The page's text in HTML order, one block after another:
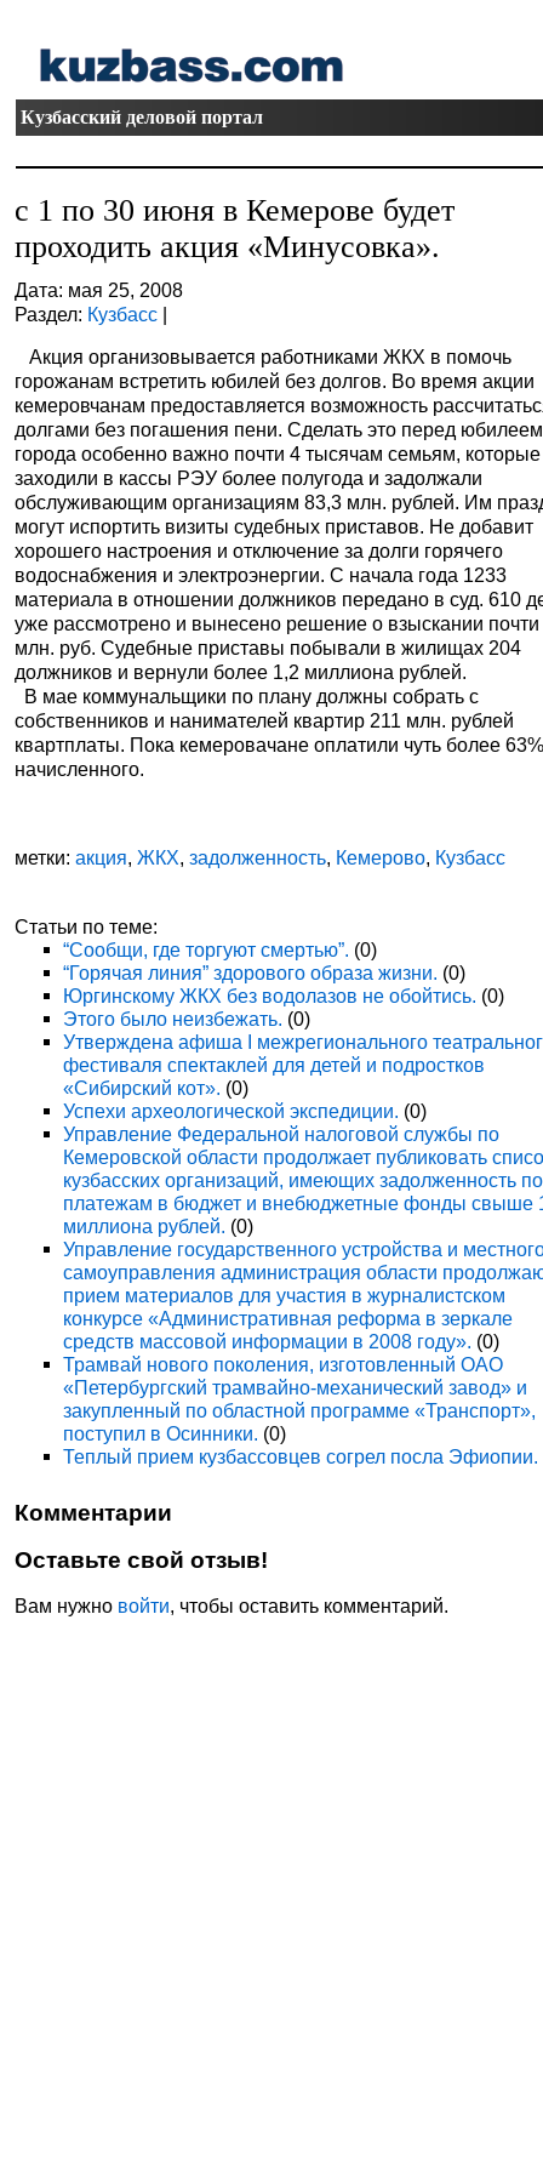
Кузбасский деловой портал
с 1 по 30 июня в Кемерове будет
проходить акция «Минусовка».
Дата: мая 25, 2008
Раздел: Кузбасс |
Акция организовывается работниками ЖКХ в помочь
горожанам встретить юбилей без долгов. Во время акции
кемеровчанам предоставляется возможность
долгами без погашения пени. Сделать это перед юбилеем
города особенно важно почти 4 тысячам семьям,
заходили в кассы РЭУ более полугода и задолжали
обслуживающим организациям 83,3 млн. рублей. Им
могут испортить визиты судебных приставов. Не добавит
хорошего настроения и отключение за долги горячего
водоснабжения и электроэнергии. С начала года 1233
материала в отношении должников передано в суд. 610
уже рассмотрено и вынесено решение о взыскании
млн. руб. Судебные приставы побывали в жилищах 204
должников и вернули более 1,2 миллиона рублей.
В мае коммунальщики по плану должны собрать с
собственников и нанимателей квартир 211 млн. рублей
квартплаты. Пока кемеровачане оплатили чуть более
начисленного.
метки:акция,ЖКХ,задолженность, Кемерово, Кузбасс
Статьи по теме:
“Сообщи, где торгуют смертью”. (0)
“Горячая линия” здорового образа жизни. (0)
Юргинскому ЖКХ без водолазов не обойтись. (0)
Этого было неизбежать. (0)
Утверждена афиша I межрегионального
фестиваля спектаклей для детей и подростков
«Сибирский кот». (0)
Успехи археологической экспедиции. (0)
Управление Федеральной налоговой службы по
Кемеровской области продолжает публиковать
кузбасских организаций, имеющих задолженность по
платежам в бюджет и внебюджетные фонды свыше
миллиона рублей. (0)
Управление государственного устройства и
самоуправления администрация области
прием материалов для участия в журналистском
конкурсе «Административная реформа в зеркале
средств массовой информации в 2008 году». (0)
Трамвай нового поколения, изготовленный ОАО
«Петербургский трамвайно-механический завод» и
закупленный по областной программе «Транспорт»,
поступил в Осинники. (0)
Теплый прием кузбассовцев согрел посла Эфиопии.
Комментарии
Оставьте свой отзыв!
Вам нужно войти, чтобы оставить комментарий.